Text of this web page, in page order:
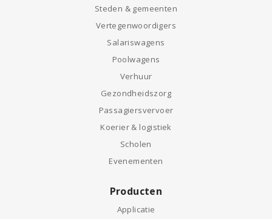
Steden & gemeenten
Vertegenwoordigers
Salariswagens
Poolwagens
Verhuur
Gezondheidszorg
Passagiersvervoer
Koerier & logistiek
Scholen
Evenementen
Producten
Applicatie